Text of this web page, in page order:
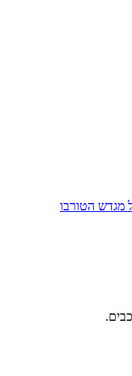
מגדש הטורבו